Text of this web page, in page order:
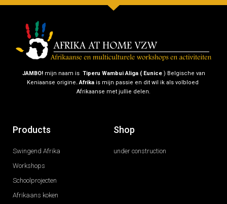
JAMBO!mijn naam is Tiperu Wambui Aliga ( Eunice) Belgische van
Keniaanse origine.Afrika is mijn passie en dit wil ik als volbloed
Afrikaanse met jullie delen.
Products
Swingend Afrika
Workshops
Schoolprojecten
Afrikaans koken
Shop
under construction